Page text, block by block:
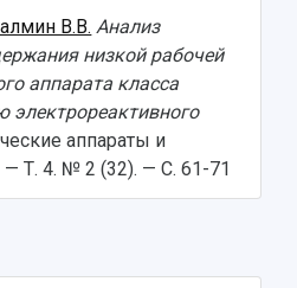
В.В. Анализ
низкой рабочей
аппарата класса
аппараты и
— Т. 4. № 2 (32). — С. 61-71